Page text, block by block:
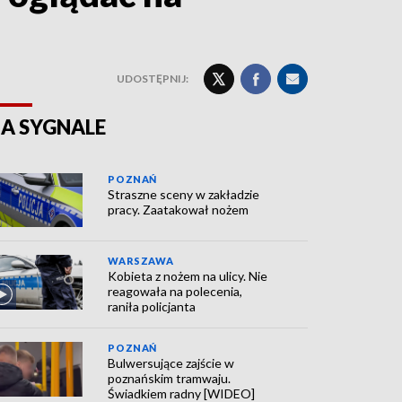
UDOSTĘPNIJ:
SYGNALE
POZNAŃ
Straszne sceny w zakładzie
pracy. Zaatakował nożem
WARSZAWA
Kobieta z nożem na ulicy. Nie
reagowała na polecenia,
raniła policjanta
POZNAŃ
Bulwersujące zajście w
poznańskim tramwaju.
Świadkiem radny [WIDEO]